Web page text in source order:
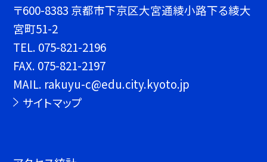
〒600-8383 京都市下京区大宮通綾小路下る綾大
宮町51-2
TEL. 075-821-2196
FAX. 075-821-2197
MAIL. rakuyu-c@edu.city.kyoto.jp
サイトマップ